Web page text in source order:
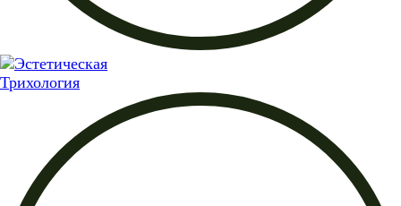
Трихология